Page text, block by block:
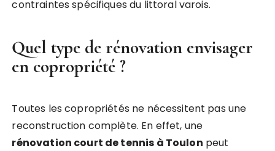
contraintes spécifiques du littoral varois.
Quel type de rénovation envisager
en copropriété ?
Toutes les copropriétés ne nécessitent pas une
reconstruction complète. En effet, une
rénovation court de tennis à Toulon peut